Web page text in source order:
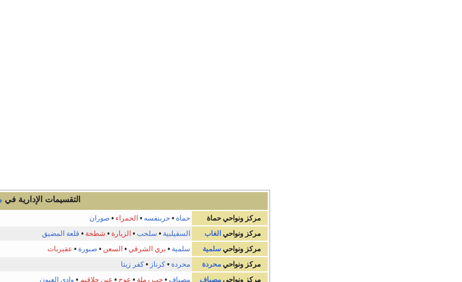
التقسيمات الإدارية في
مركز ونواحيحماة حماة •حربنفسه • الحمراء •صوران
مركز ونواحي الغاب السقيلبية • سلحب • الزيارة • شطحة • قلعة المضيق
مركز ونواحيسلمية سلمية •بري الشرقي • السعن •صبورة • عقيربات
مركز ونواحيمحردة محردة •كرناز •كفر زيتا
مركز ونواحيمصياف مصياف •جب رملة • عوج • عين حلاقيم • وادي العيون